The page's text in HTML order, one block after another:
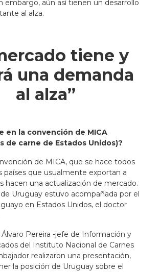
embargo, aún así tienen un desarrollo
al alza.
tiene y
una demanda
al alza”
en la convención de MICA
de carne de Estados Unidos)?
de MICA, que se hace todos
países que usualmente exportan a
hacen una actualización de mercado.
Uruguay estuvo acompañada por el
en Estados Unidos, el doctor
Pereira -jefe de Información y
del Instituto Nacional de Carnes
realizaron una presentación,
la posición de Uruguay sobre el